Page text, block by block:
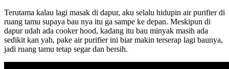
Terutama kalau lagi masak di dapur, aku selalu hidupin air purifier di
ruang tamu supaya bau nya itu ga sampe ke depan. Meskipun di
dapur udah ada cooker hood, kadang itu bau minyak masih ada
sedikit kan yah, pake air purifier ini biar makin terserap lagi baunya,
jadi ruang tamu tetap segar dan bersih.